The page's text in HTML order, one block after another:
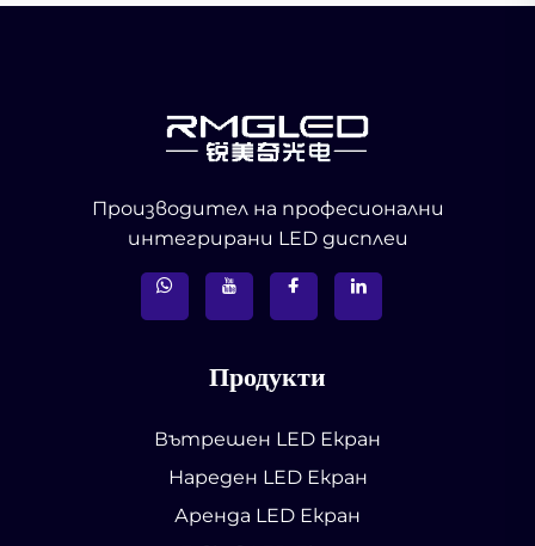
Производител на професионални
интегрирани LED дисплеи
Продукти
Вътрешен LED Екран
Нареден LED Екран
Аренда LED Екран